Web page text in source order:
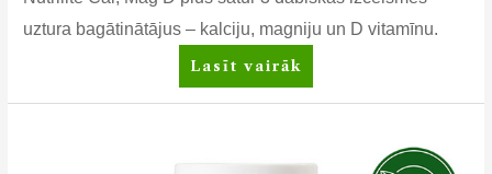
uztura bagātinātājus – kalciju, magniju un D vitamīnu.
Nutrilite™
Cal
Lasīt vairāk